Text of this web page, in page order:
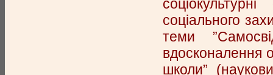
соціального
теми
вдосконалення
школи”